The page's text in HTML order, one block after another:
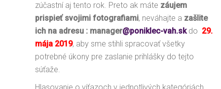
zúčastní aj tento rok. Preto ak máte záujem
prispieť svojimi fotografiami, neváhajte a zašlite
ich na adresu : manager@poniklec-vah.sk do 29.
mája 2019, aby sme stihli spracovať všetky
potrebné úkony pre zaslanie prihlášky do tejto
súťaže.